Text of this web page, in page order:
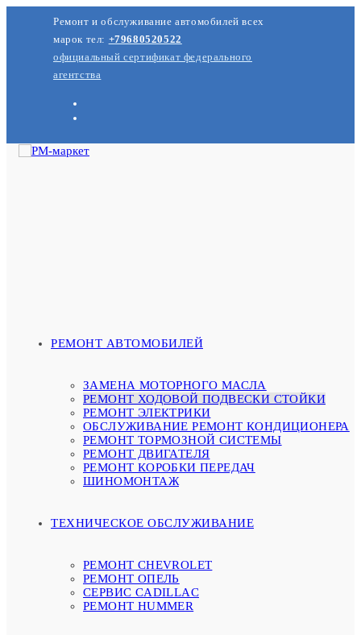
содержимому
Ремонт и обслуживание автомобилей всех
марок тел: +79680520522
официальный сертификат федерального
агентства
РЕМОНТ АВТОМОБИЛЕЙ
ЗАМЕНА МОТОРНОГО МАСЛА
РЕМОНТ ХОДОВОЙ ПОДВЕСКИ СТОЙКИ
РЕМОНТ ЭЛЕКТРИКИ
ОБСЛУЖИВАНИЕ РЕМОНТ КОНДИЦИОНЕРА
РЕМОНТ ТОРМОЗНОЙ СИСТЕМЫ
РЕМОНТ ДВИГАТЕЛЯ
РЕМОНТ КОРОБКИ ПЕРЕДАЧ
ШИНОМОНТАЖ
ТЕХНИЧЕСКОЕ ОБСЛУЖИВАНИЕ
РЕМОНТ CHEVROLET
РЕМОНТ ОПЕЛЬ
СЕРВИС CADILLAC
РЕМОНТ HUMMER